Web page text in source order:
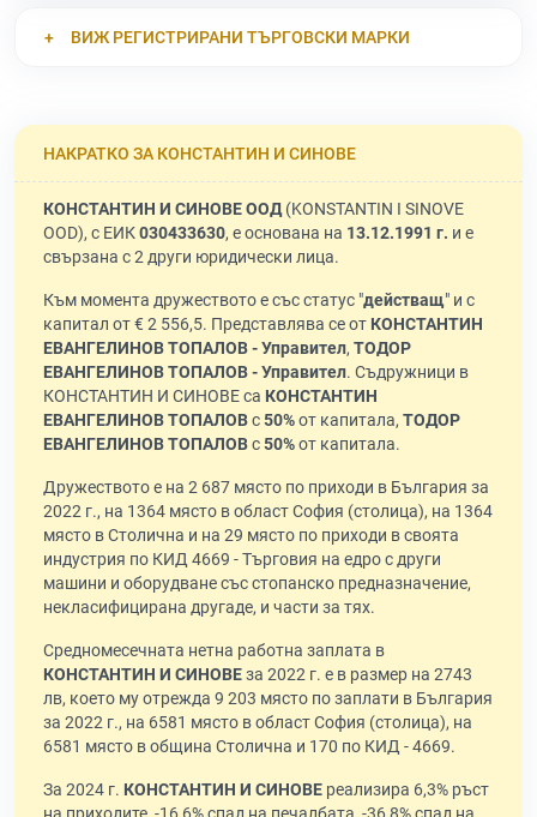
ВИЖ РЕГИСТРИРАНИ ТЪРГОВСКИ МАРКИ
НАКРАТКО ЗА КОНСТАНТИН И СИНОВЕ
КОНСТАНТИН И СИНОВЕ ООД(KONSTANTIN I SINOVE
OOD), с ЕИК030433630, е основана на 13.12.1991 г. и е
свързана с 2 други юридически лица.
Към момента дружеството е със статус "действащ" и с
капитал от € 2 556,5. Представлява се от КОНСТАНТИН
ЕВАНГЕЛИНОВ ТОПАЛОВ - Управител, ТОДОР
ЕВАНГЕЛИНОВ ТОПАЛОВ - Управител. Съдружници в
КОНСТАНТИН И СИНОВЕ са КОНСТАНТИН
ЕВАНГЕЛИНОВ ТОПАЛОВс50%от капитала, ТОДОР
ЕВАНГЕЛИНОВ ТОПАЛОВс50%от капитала.
Дружеството е на 2 687 място по приходи в България за
2022 г., на 1364 място в област София (столица), на 1364
място в Столична и на 29 място по приходи в своята
индустрия по КИД 4669 - Търговия на едро с други
машини и оборудване със стопанско предназначение,
некласифицирана другаде, и части за тях.
Средномесечната нетна работна заплата в
КОНСТАНТИН И СИНОВЕза 2022 г. е в размер на 2743
лв, което му отрежда 9 203 място по заплати в България
за 2022 г., на 6581 място в област София (столица), на
6581 място в община Столична и 170 по КИД - 4669.
За 2024 г. КОНСТАНТИН И СИНОВЕ реализира 6,3% ръст